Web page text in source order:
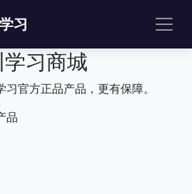
习
习商城
官方正品产品，更有保障。
品